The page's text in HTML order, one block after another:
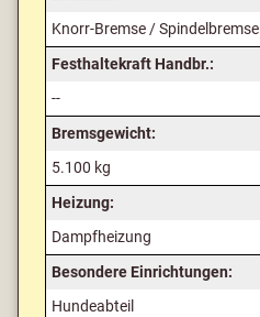
Knorr-Bremse / Spindelbremse
Festhaltekraft Handbr.:
--
Bremsgewicht:
5.100 kg
Heizung:
Dampfheizung
Besondere Einrichtungen:
Hundeabteil